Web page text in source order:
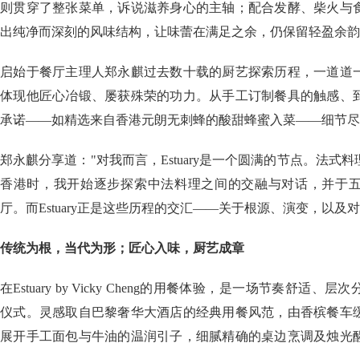
则贯穿了整张菜单，诉说滋养身心的主轴；配合发酵、柴火与
出纯净而深刻的风味结构，让味蕾在满足之余，仍保留轻盈余
启始于餐厅主理人郑永麒过去数十载的厨艺探索历程，一道道
体现他匠心冶锻、屡获殊荣的功力。从手工订制餐具的触感、
承诺——如精选来自香港元朗无刺蜂的酸甜蜂蜜入菜——细节尽
郑永麒分享道："对我而言，Estuary是一个圆满的节点。法式
香港时，我开始逐步探索中法料理之间的交融与对话，并于
厅。而Estuary正是这些历程的交汇——关于根源、演变，以及
传统为根，当代为形；匠心入味，厨艺成章
在Estuary by Vicky Cheng的用餐体验，是一场节奏舒适、层
仪式。灵感取自巴黎奢华大酒店的经典用餐风范，由香槟餐车
展开手工面包与牛油的温润引子，细腻精确的桌边烹调及烛光